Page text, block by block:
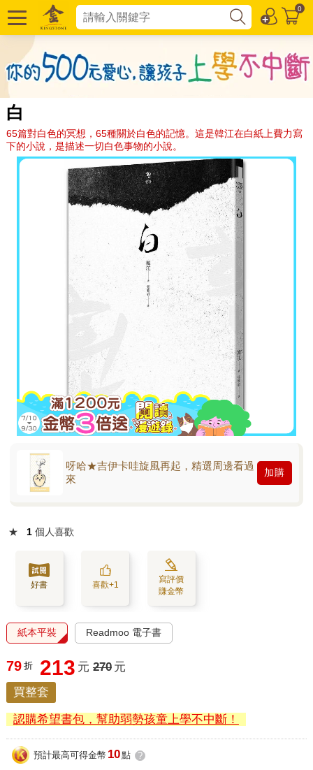
0
白
65篇對白色的冥想，65種關於白色的記憶。這是韓江在白紙上費力寫
下的小說，是描述一切白色事物的小說。
呀哈★吉伊卡哇旋風再起，精選周邊看過
來
加購
★ 1 個人喜歡
好書 喜歡+1
寫評價
賺金幣
紙本平裝 Readmoo 電子書
79 折 213 元 270 元
買整套
認購希望書包，幫助弱勢孩童上學不中斷！
預計最高可得金幣 10點 ?